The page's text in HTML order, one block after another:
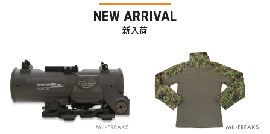
NEW ARRIVAL
新入荷